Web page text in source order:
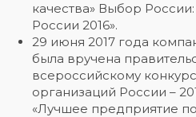
качества» Выбор
России 2016».
29 июня 2017 года
была вручена
всероссийскому
организаций России –
«Лучшее предприятие